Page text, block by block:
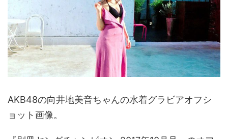
AKB48の向井地美音ちゃんの水着グラビアオフシ
ョット画像。